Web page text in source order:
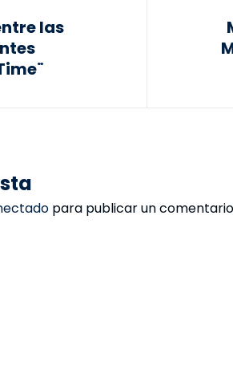
las
para publicar un